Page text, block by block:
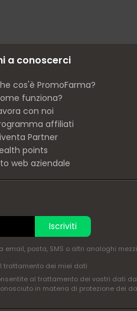
a conoscerci
cos'è PromoFarma?
funziona?
con noi
affiliati
Partner
points
web aziendale
Iscriviti
email, posta, SMS o altri analoghi
trattamento dei miei dati
al trattamento dei vostri dati
in materia di protezione dei